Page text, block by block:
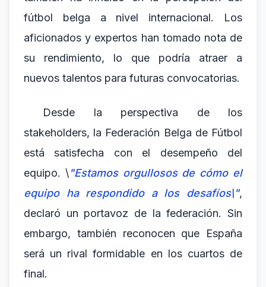
fútbol belga a nivel internacional. Los
aficionados y expertos han tomado nota de
su rendimiento, lo que podría atraer a
nuevos talentos para futuras convocatorias.
Desde la perspectiva de los
stakeholders, la Federación Belga de Fútbol
está satisfecha con el desempeño del
equipo. \"Estamos orgullosos de cómo el
equipo ha respondido a los desafíos\",
declaró un portavoz de la federación. Sin
embargo, también reconocen que España
será un rival formidable en los cuartos de
final.